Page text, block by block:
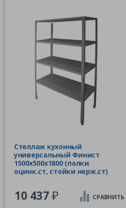
Стеллаж кухонный
универсальный Финист
1500х500х1800 (полки
оцинк.ст, стойки нерж.ст)
10 437₽ СРАВНИТЬ